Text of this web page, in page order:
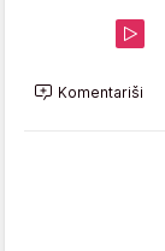
Komentariši